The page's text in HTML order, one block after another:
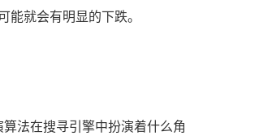
能就会有明显的下跌。
法在搜寻引擎中扮演着什么角